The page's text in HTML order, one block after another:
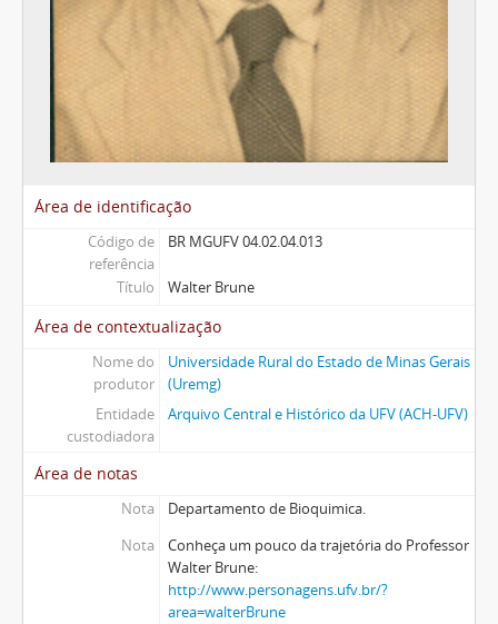
Área de identificação
Código de
referência
BR MGUFV 04.02.04.013
Título Walter Brune
Área de contextualização
Nome do
produtor
Universidade Rural do Estado de Minas Gerais
(Uremg)
Entidade
custodiadora
Arquivo Central e Histórico da UFV (ACH-UFV)
Área de notas
Nota
Departamento de Bioquimica.
Nota
Conheça um pouco da trajetória do Professor
Walter Brune:
http://www.personagens.ufv.br/?
area=walterBrune